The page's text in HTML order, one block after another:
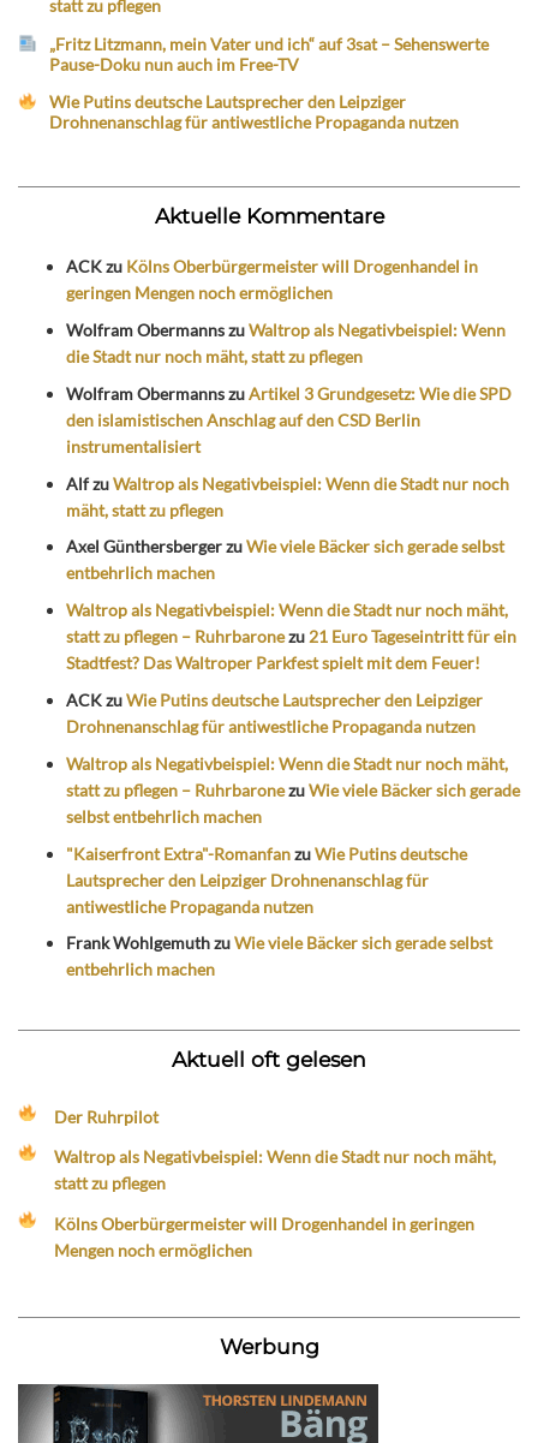
statt zu pflegen
„Fritz Litzmann, mein Vater und ich“ auf 3sat – Sehenswerte
Pause-Doku nun auch im Free-TV
Wie Putins deutsche Lautsprecher den Leipziger
Drohnenanschlag für antiwestliche Propaganda nutzen
Aktuelle Kommentare
ACKzu Kölns Oberbürgermeister will Drogenhandel in
geringen Mengen noch ermöglichen
Wolfram ObermannszuWaltrop als Negativbeispiel: Wenn
die Stadt nur noch mäht, statt zu pflegen
Wolfram ObermannszuArtikel 3 Grundgesetz: Wie die SPD
den islamistischen Anschlag auf den CSD Berlin
instrumentalisiert
AlfzuWaltrop als Negativbeispiel: Wenn die Stadt nur noch
mäht, statt zu pflegen
Axel GünthersbergerzuWie viele Bäcker sich gerade selbst
entbehrlich machen
Waltrop als Negativbeispiel: Wenn die Stadt nur noch mäht,
statt zu pflegen – Ruhrbaronezu 21 Euro Tageseintritt für ein
Stadtfest? Das Waltroper Parkfest spielt mit dem Feuer!
ACKzuWie Putins deutsche Lautsprecher den Leipziger
Drohnenanschlag für antiwestliche Propaganda nutzen
Waltrop als Negativbeispiel: Wenn die Stadt nur noch mäht,
statt zu pflegen – RuhrbaronezuWie viele Bäcker sich gerade
selbst entbehrlich machen
"Kaiserfront Extra"-RomanfanzuWie Putins deutsche
Lautsprecher den Leipziger Drohnenanschlag für
antiwestliche Propaganda nutzen
Frank WohlgemuthzuWie viele Bäcker sich gerade selbst
entbehrlich machen
Aktuell oft gelesen
Der Ruhrpilot
Waltrop als Negativbeispiel: Wenn die Stadt nur noch mäht,
statt zu pflegen
Kölns Oberbürgermeister will Drogenhandel in geringen
Mengen noch ermöglichen
Werbung